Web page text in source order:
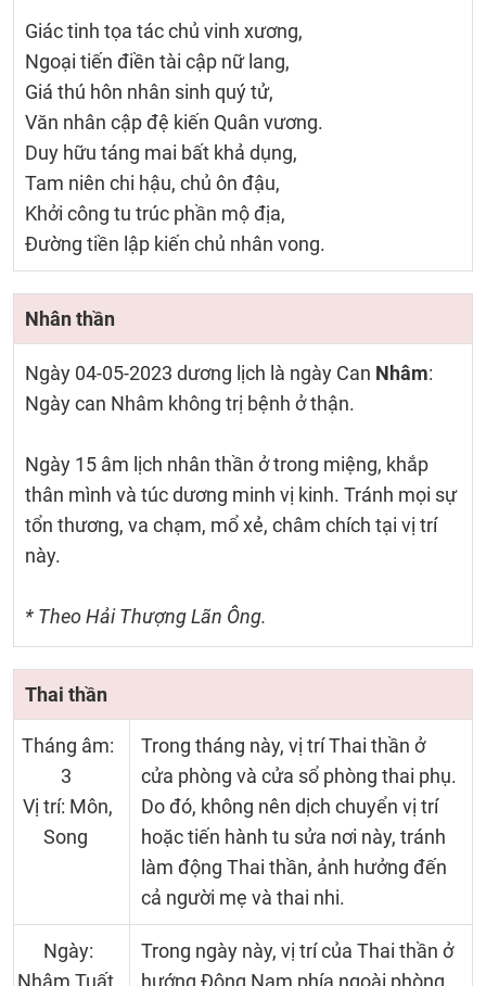
Giác tinh tọa tác chủ vinh xương,
Ngoại tiến điền tài cập nữ lang,
Giá thú hôn nhân sinh quý tử,
Văn nhân cập đệ kiến Quân vương.
Duy hữu táng mai bất khả dụng,
Tam niên chi hậu, chủ ôn đậu,
Khởi công tu trúc phần mộ địa,
Đường tiền lập kiến chủ nhân vong.
Nhân thần
Ngày 04-05-2023 dương lịch là ngày Can Nhâm:
Ngày can Nhâm không trị bệnh ở thận.
Ngày 15 âm lịch nhân thần ở trong miệng, khắp
thân mình và túc dương minh vị kinh. Tránh mọi sự
tổn thương, va chạm, mổ xẻ, châm chích tại vị trí
này.
* Theo Hải Thượng Lãn Ông.
Thai thần
Tháng âm:
3
Vị trí: Môn,
Song
Trong tháng này, vị trí Thai thần ở
cửa phòng và cửa sổ phòng thai phụ.
Do đó, không nên dịch chuyển vị trí
hoặc tiến hành tu sửa nơi này, tránh
làm động Thai thần, ảnh hưởng đến
cả người mẹ và thai nhi.
Ngày:
Nhâm Tuất
Trong ngày này, vị trí của Thai thần ở
hướng Đông Nam phía ngoài phòng